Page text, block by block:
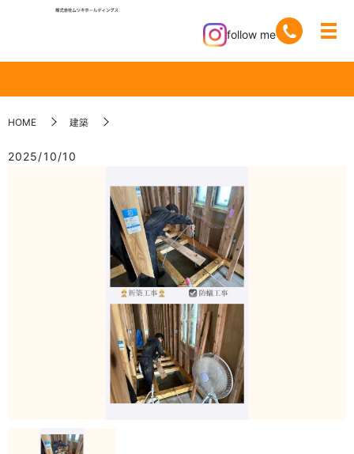
follow me
HOME 建築
2025/10/10